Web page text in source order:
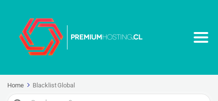
Home Blacklist Global
Search